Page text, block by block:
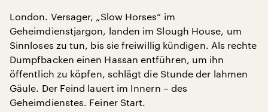
London. Versager, „Slow Horses“ im
Geheimdienstjargon, landen im Slough House, um
Sinnloses zu tun, bis sie freiwillig kündigen. Als rechte
Dumpfbacken einen Hassan entführen, um ihn
öffentlich zu köpfen, schlägt die Stunde der lahmen
Gäule. Der Feind lauert im Innern – des
Geheimdienstes. Feiner Start.